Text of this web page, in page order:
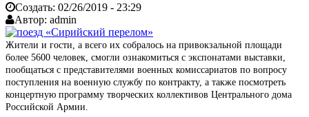
Создать: 02/26/2019 - 23:29
Автор: admin
Жители и гости, а всего их собралось на привокзальной площади
более 5600 человек, смогли ознакомиться с экспонатами выставки,
пообщаться с представителями военных комиссариатов по вопросу
поступления на военную службу по контракту, а также посмотреть
концертную программу творческих коллективов Центрального дома
Российской Армии.